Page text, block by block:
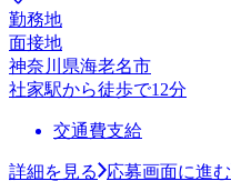
勤務地
面接地
神奈川県海老名市
社家駅から徒歩で12分
交通費支給
詳細を見る 応募画面に進む